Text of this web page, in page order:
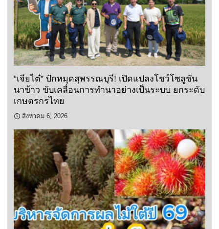
“เจียไต๋” ปักหมุดสุพรรณบุรี! เปิดแปลงโชว์โซลูชัน
นาข้าว ขับเคลื่อนการทำนาอย่างเป็นระบบ ยกระดับ
เกษตรกรไทย
สิงหาคม 6, 2026